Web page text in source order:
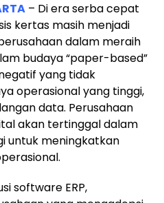
– Di era serba cepat
kertas masih menjadi
dalam meraih
budaya “paper-based”
yang tidak
operasional yang tinggi,
data. Perusahaan
akan tertinggal dalam
untuk meningkatkan
software ERP,